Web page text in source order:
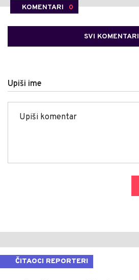
KOMENTARI 0
SVI KOMENTARI
Upiši ime
ČITAOCI REPORTERI